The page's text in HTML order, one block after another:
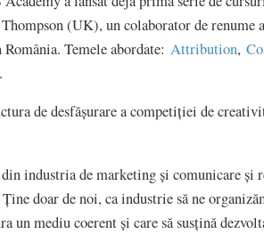
(UK), un colaborator de renume
Temele abordate: Attribution,
.
de desfășurare a competiției de
industria de marketing și comunicare și
doar de noi, ca industrie să ne
un mediu coerent și care să susțină